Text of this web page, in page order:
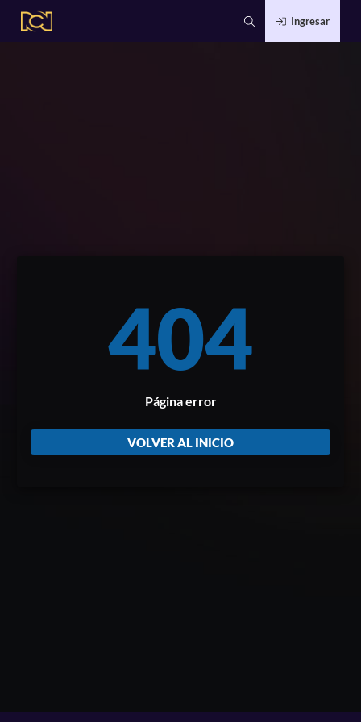
Ingresar
404
Página error
VOLVER AL INICIO